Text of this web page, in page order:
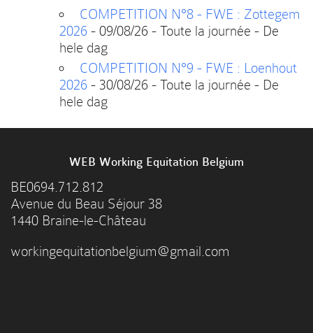
COMPETITION N°8 - FWE : Zottegem
2026 - 09/08/26 - Toute la journée - De
hele dag
COMPETITION N°9 - FWE : Loenhout
2026 - 30/08/26 - Toute la journée - De
hele dag
WEB Working Equitation Belgium
BE0694.712.812
Avenue du Beau Séjour 38
1440 Braine-le-Château
workingequitationbelgium@gmail.com